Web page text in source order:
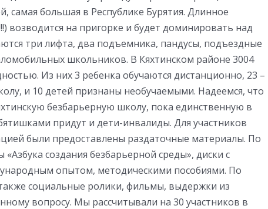
самая большая в Республике Бурятия. Длинное
возводится на пригорке и будет доминировать над
три лифта, два подъемника, пандусы, подъездные
школьников. В Кяхтинском районе 3004
Из них 3 ребенка обучаются дистанционно, 23 –
и 10 детей признаны необучаемыми. Надеемся, что
безбарьерную школу, пока единственную в
придут и дети-инвалиды. Для участников
были предоставлены раздаточные материалы. По
создания безбарьерной среды», диски с
опытом, методическими пособиями. По
социальные ролики, фильмы, выдержки из
вопросу. Мы рассчитывали на 30 участников в